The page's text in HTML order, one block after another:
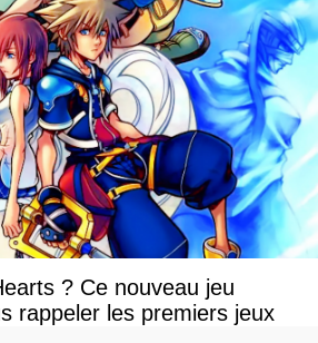
? Ce nouveau jeu
rappeler les premiers jeux